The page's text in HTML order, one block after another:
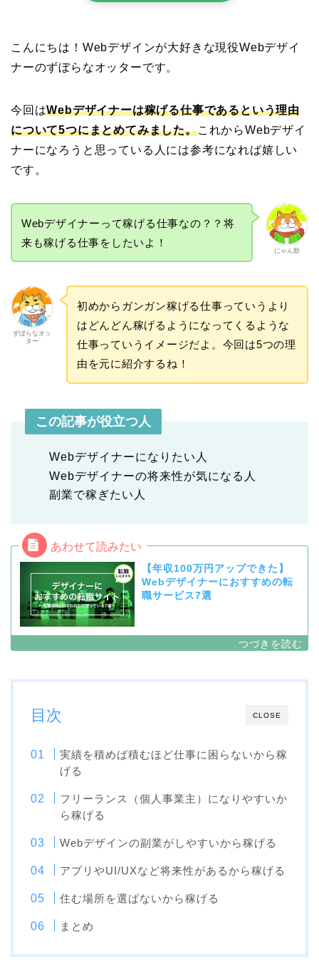
こんにちは！Webデザインが大好きな現役Webデザイ
ナーのずぼらなオッターです。
今回はWebデザイナーは稼げる仕事であるという理由
について5つにまとめてみました。これからWebデザイ
ナーになろうと思っている人には参考になれば嬉しい
です。
にゃん助
Webデザイナーって稼げる仕事なの？？将
来も稼げる仕事をしたいよ！
ずぼらなオッ
ター
初めからガンガン稼げる仕事っていうより
はどんどん稼げるようになってくるような
仕事っていうイメージだよ。今回は5つの理
由を元に紹介するね！
この記事が役立つ人
Webデザイナーになりたい人
Webデザイナーの将来性が気になる人
副業で稼ぎたい人
【年収100万円アップできた】
Webデザイナーにおすすめの転
職サービス7選
CLOSE
目次
実績を積めば積むほど仕事に困らないから稼
げる
フリーランス（個人事業主）になりやすいか
ら稼げる
Webデザインの副業がしやすいから稼げる
アプリやUI/UXなど将来性があるから稼げる
住む場所を選ばないから稼げる
まとめ